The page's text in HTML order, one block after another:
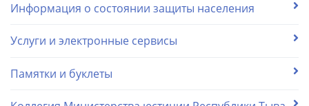
Информация о состоянии защиты населения
Услуги и электронные сервисы
Памятки и буклеты